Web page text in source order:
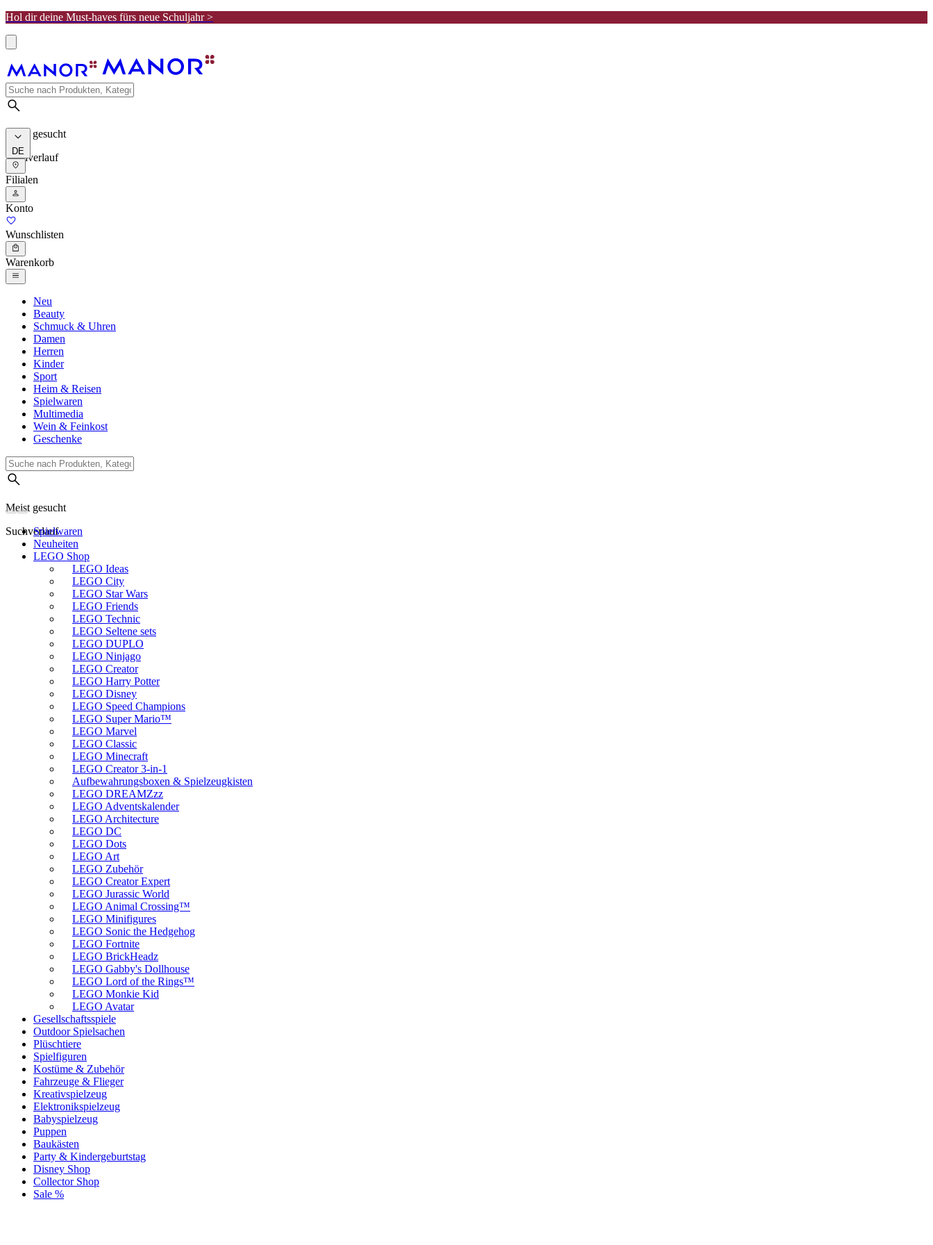
Hol dir deine Must-haves fürs neue Schuljahr >
Meist gesucht
Suchverlauf
DE
Filialen
Konto
Wunschlisten
Warenkorb
Neu
Beauty
Schmuck & Uhren
Damen
Herren
Kinder
Sport
Heim & Reisen
Spielwaren
Multimedia
Wein & Feinkost
Geschenke
Meist gesucht
SuchverlaufSpielwaren
Neuheiten
LEGO Shop
LEGO Ideas
LEGO City
LEGO Star Wars
LEGO Friends
LEGO Technic
LEGO Seltene sets
LEGO DUPLO
LEGO Ninjago
LEGO Creator
LEGO Harry Potter
LEGO Disney
LEGO Speed Champions
LEGO Super Mario™
LEGO Marvel
LEGO Classic
LEGO Minecraft
LEGO Creator 3-in-1
Aufbewahrungsboxen & Spielzeugkisten
LEGO DREAMZzz
LEGO Adventskalender
LEGO Architecture
LEGO DC
LEGO Dots
LEGO Art
LEGO Zubehör
LEGO Creator Expert
LEGO Jurassic World
LEGO Animal Crossing™
LEGO Minifigures
LEGO Sonic the Hedgehog
LEGO Fortnite
LEGO BrickHeadz
LEGO Gabby's Dollhouse
LEGO Lord of the Rings™
LEGO Monkie Kid
LEGO Avatar
Gesellschaftsspiele
Outdoor Spielsachen
Plüschtiere
Spielfiguren
Kostüme & Zubehör
Fahrzeuge & Flieger
Kreativspielzeug
Elektronikspielzeug
Babyspielzeug
Puppen
Baukästen
Party & Kindergeburtstag
Disney Shop
Collector Shop
Sale %